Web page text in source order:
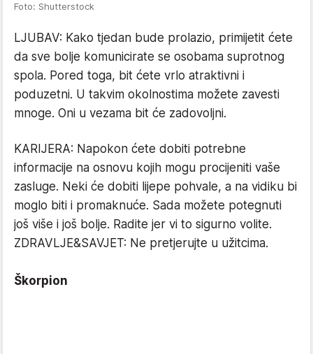
Foto: Shutterstock
LJUBAV: Kako tjedan bude prolazio, primijetit ćete
da sve bolje komunicirate se osobama suprotnog
spola. Pored toga, bit ćete vrlo atraktivni i
poduzetni. U takvim okolnostima možete zavesti
mnoge. Oni u vezama bit će zadovoljni.
KARIJERA: Napokon ćete dobiti potrebne
informacije na osnovu kojih mogu procijeniti vaše
zasluge. Neki će dobiti lijepe pohvale, a na vidiku bi
moglo biti i promaknuće. Sada možete potegnuti
još više i još bolje. Radite jer vi to sigurno volite.
ZDRAVLJE&SAVJET: Ne pretjerujte u užitcima.
Škorpion